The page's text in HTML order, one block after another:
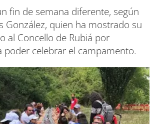
fin de semana diferente, según
González, quien ha mostrado su
al Concello de Rubiá por
poder celebrar el campamento.